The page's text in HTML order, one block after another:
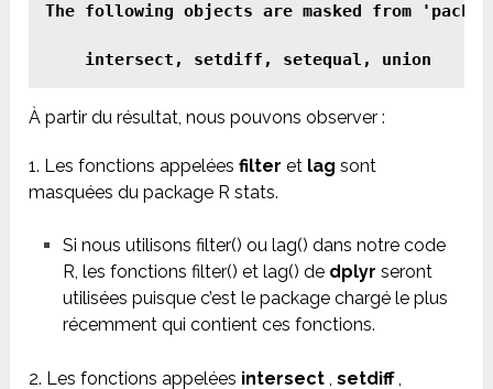
The following objects are masked from
À partir du résultat, nous pouvons observer :
1. Les fonctions appeléesfilter et lag sont
masquées du package R stats.
Si nous utilisons filter() ou lag() dans notre code
R, les fonctions filter() et lag() de dplyr seront
utilisées puisque c’est le package chargé le plus
récemment qui contient ces fonctions.
2. Les fonctions appelées intersect ,setdiff,